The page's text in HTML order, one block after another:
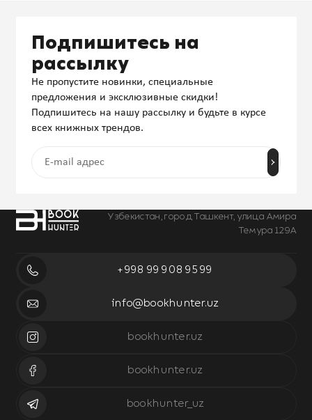
Узбекистан, город Ташкент, улица Амира
Темура 129А
+998 99 908 95 99
info@bookhunter.uz
bookhunter.uz
bookhunter.uz
bookhunter_uz
Подпишитесь на
рассылку
Не пропустите новинки, специальные
предложения и эксклюзивные скидки!
Подпишитесь на нашу рассылку и будьте в курсе
всех книжных трендов.